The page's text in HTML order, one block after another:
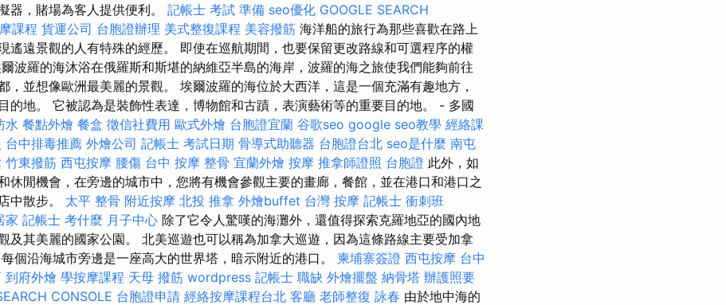
器，賭場為客人提供便利。 記帳士 考試 準備 seo優化 GOOGLE SEARCH
課程 貨運公司 台胞證辦理 美式整復課程 美容撥筋 海洋船的旅行為那些喜歡在路上
遙遠景觀的人有特殊的經歷。 即使在巡航期間，也要保留更改路線和可選程序的權
波羅的海沐浴在俄羅斯和斯堪的納維亞半島的海岸，波羅的海之旅使我們能夠前往
，並想像歐洲最美麗的景觀。 埃爾波羅的海位於大西洋，這是一個充滿有趣地方，
的地。 它被認為是裝飾性表達，博物館和古蹟，表演藝術等的重要目的地。 - 多國
水 餐點外燴 餐盒 徵信社費用 歐式外燴 台胞證宜蘭 谷歌seo google seo教學 經絡課
台中排毒推薦 外燴公司 記帳士 考試日期 骨導式助聽器 台胞證台北 seo是什麼 南屯
竹東撥筋 西屯按摩 腰傷 台中 按摩 整骨 宜蘭外燴 按摩 推拿師證照 台胞證 此外，如
休閒機會，在旁邊的城市中，您將有機會參觀主要的畫廊，餐館，並在港口和港口之
中散步。 太平 整骨 附近按摩 北投 推拿 外燴buffet 台灣 按摩 記帳士 衝刺班
家 記帳士 考什麼 月子中心 除了它令人驚嘆的海灘外，還值得探索克羅地亞的國內地
及其美麗的國家公園。 北美巡遊也可以稱為加拿大巡遊，因為這條路線主要受加拿
個沿海城市旁邊是一座高大的世界塔，暗示附近的港口。 柬埔寨簽證 西屯按摩 台中
到府外燴 學按摩課程 天母 撥筋 wordpress 記帳士 職缺 外燴擺盤 納骨塔 辦護照要
CONSOLE 台胞證申請 經絡按摩課程台北 客廳 老師整復 詠春 由於地中海的